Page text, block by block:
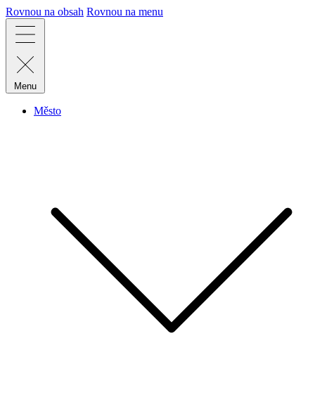
Rovnou na obsah Rovnou na menu
Menu
Město